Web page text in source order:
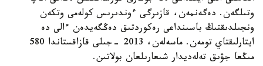
وتىلگەن. دەگەنمەن، قازىرگى ءوندىرىس كولەمى وتكەن
ونجىلدىقتىڭ باسىنداعى رەكوردتىق دەڭگەيدەن ءالى دە
ايتارلىقتاي تومەن. ماسەلەن، 2013 -جىلى قازاقستاندا 580
مىڭعا جۋىق تەلەديدار شىعارىلعان بولاتىن.